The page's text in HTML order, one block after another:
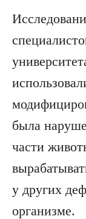
была
части
у других
организме.